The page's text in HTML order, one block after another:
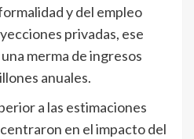
y del empleo
privadas, ese
merma de ingresos
anuales.
a las estimaciones
en el impacto del